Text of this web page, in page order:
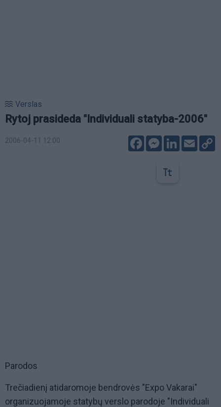
Verslas
Rytoj prasideda "Individuali statyba-2006"
2006-04-11 12:00 FacebookMessenger
LinkedIn
Email
Parodos
Trečiadienį atidaromoje bendrovės "Expo Vakarai"
organizuojamoje statybų verslo parodoje "Individuali